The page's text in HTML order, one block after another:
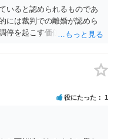
もちろん法律知識も要求さ
資料をしっかりと揃えて、
われます。
いると認められるものであ
には裁判での離婚が認めら
停を起こす価値はあるよう
相手が合意するメリットを
か，裁判離婚を見据えて調
は必要となるかと思われま
りますので弁護士を立てる
役にたった 1